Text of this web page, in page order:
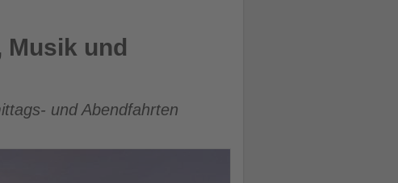
und
und Abendfahrten